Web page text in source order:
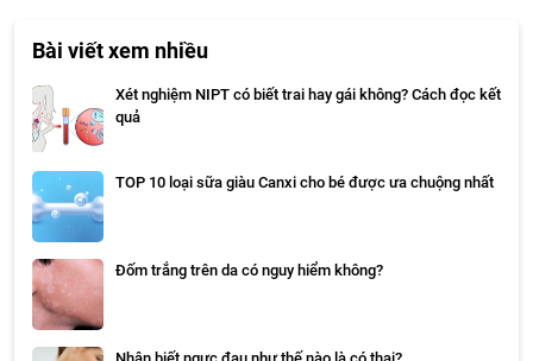
Bài viết xem nhiều
Xét nghiệm NIPT có biết trai hay gái không? Cách đọc kết
quả
TOP 10 loại sữa giàu Canxi cho bé được ưa chuộng nhất
Đốm trắng trên da có nguy hiểm không?